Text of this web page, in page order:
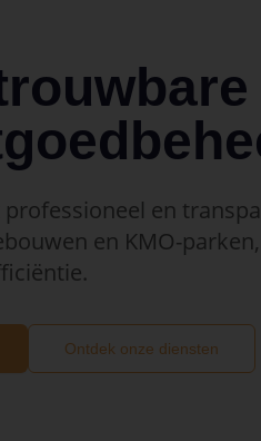
professioneel en
en KMO-
Ontdek onze diensten